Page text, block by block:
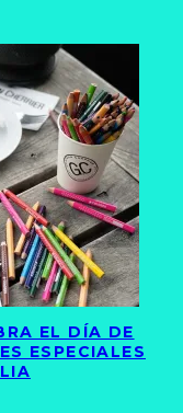
EL DÍA DE
ESPECIALES